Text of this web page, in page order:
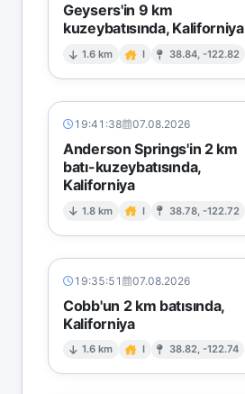
Geysers'in 9 km
kuzeybatısında, Kaliforniya
1.6 km I 38.84, -122.82
19:41:38 07.08.2026
Anderson Springs'in 2 km
batı-kuzeybatısında,
Kaliforniya
1.8 km I 38.78, -122.72
19:35:51 07.08.2026
Cobb'un 2 km batısında,
Kaliforniya
1.6 km I 38.82, -122.74